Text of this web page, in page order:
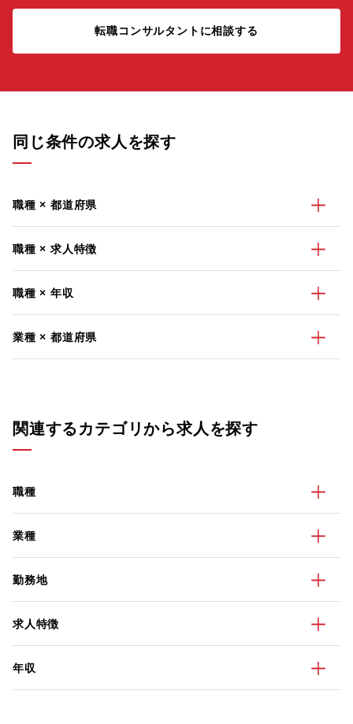
転職コンサルタントに相談する
同じ条件の求人を探す
職種 × 都道府県
職種 × 求人特徴
職種 × 年収
業種 × 都道府県
関連するカテゴリから求人を探す
職種
業種
勤務地
求人特徴
年収